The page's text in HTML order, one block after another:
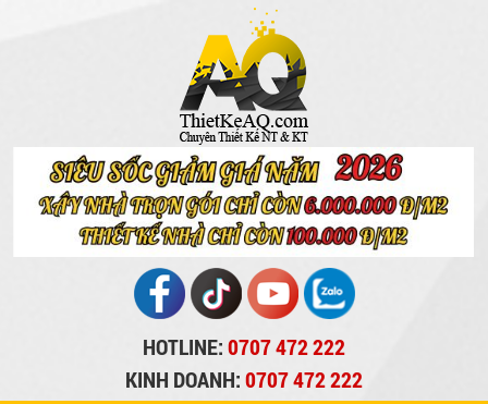
HOTLINE:0707 472 222
KINH DOANH:0707 472 222